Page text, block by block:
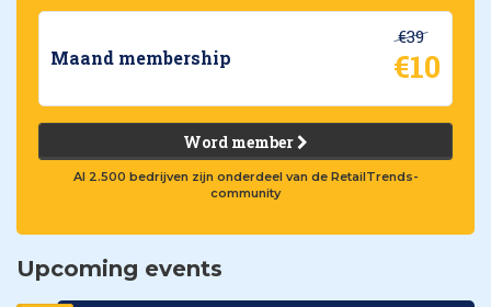
Maand membership
€39
€10
Word member
Al 2.500 bedrijven zijn onderdeel van de RetailTrends-
community
Upcoming events